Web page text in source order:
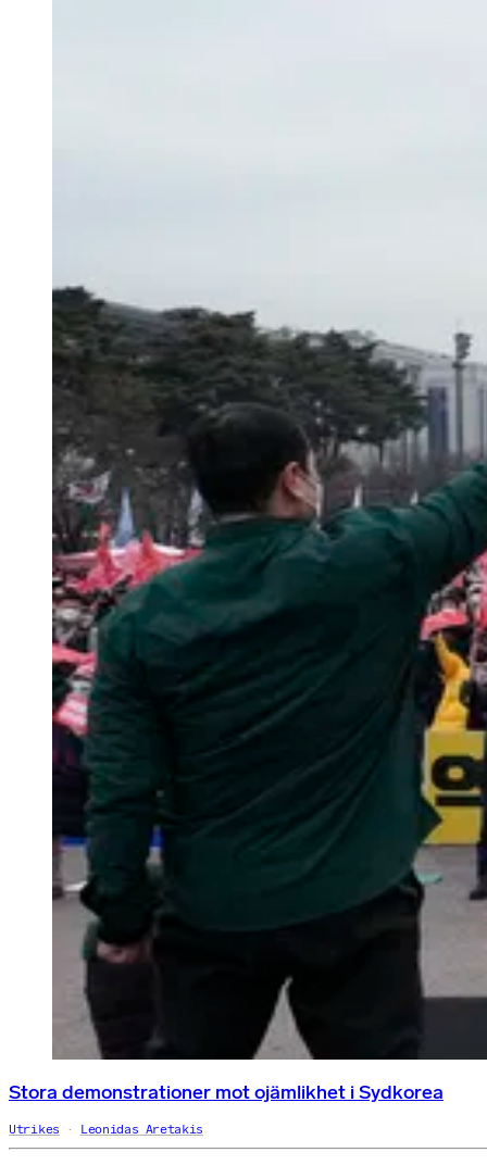
Stora demonstrationer mot ojämlikhet i Sydkorea
Utrikes Leonidas Aretakis